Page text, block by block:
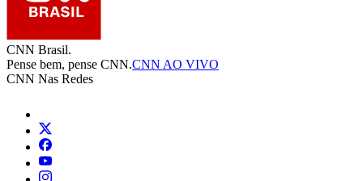
CNN Brasil.
Pense bem, pense CNN.CNN AO VIVO
CNN Nas Redes